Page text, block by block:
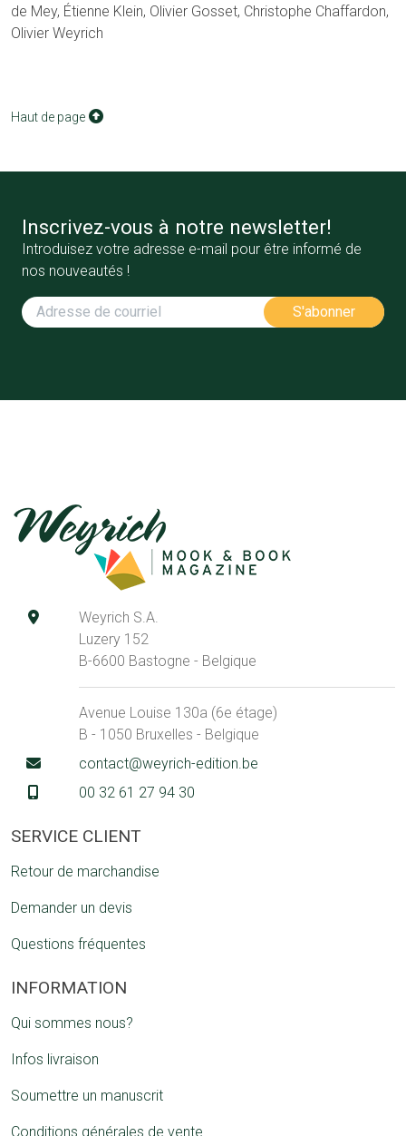
de Mey, Étienne Klein, Olivier Gosset, Christophe Chaffardon,
Olivier Weyrich
Haut de page
Inscrivez-vous à notre newsletter!
Introduisez votre adresse e-mail pour être informé de
nos nouveautés !
Weyrich S.A.
Luzery 152
B-6600 Bastogne - Belgique
Avenue Louise 130a (6e étage)
B - 1050 Bruxelles - Belgique
contact@weyrich-edition.be
00 32 61 27 94 30
SERVICE CLIENT
Retour de marchandise
Demander un devis
Questions fréquentes
INFORMATION
Qui sommes nous?
Infos livraison
Soumettre un manuscrit
Conditions générales de vente